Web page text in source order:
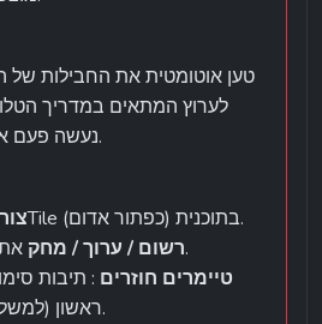
נעשה פעם אחת, תקף לכל החיים.
על כל טTile בתוכנית (כפתור אדום).
רשום / ערוך / מחק את הטיימרים שלך.
טיימרים חוזרים
ראשון (למשל, כל יום בשבוע).